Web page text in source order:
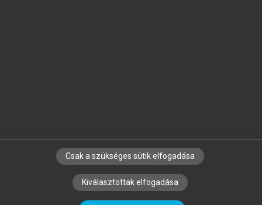
SZERZŐKNEK CÉGEKNEK KÖNYVTÁROSOKNAK
SZERKESZTÉSI ÉS LEKTORÁLÁSI ALAPELVEK
Csak a szükséges sütik elfogadása
Kiválasztottak elfogadása